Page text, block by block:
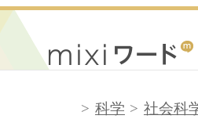
科学
社会科